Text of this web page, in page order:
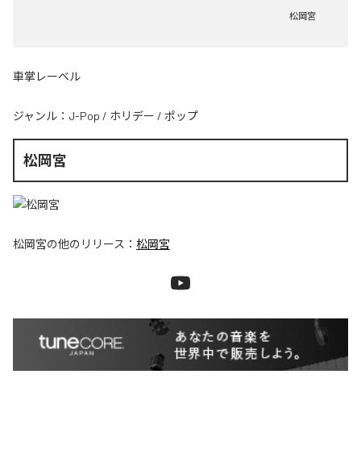
松岡宮
車掌レーベル
ジャンル： J-Pop / ホリデー / ポップ
松岡宮
松岡宮の他のリリース： 松岡宮